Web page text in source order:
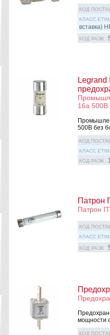
КОД
КЛАСС ETIM
вставка)
КОД РАЭК
16а 500В
500В без
КОД
КЛАСС ETIM
КОД РАЭК
Патрон
Патрон
КОД
КЛАСС ETIM
КОД РАЭК
мощности
КОД